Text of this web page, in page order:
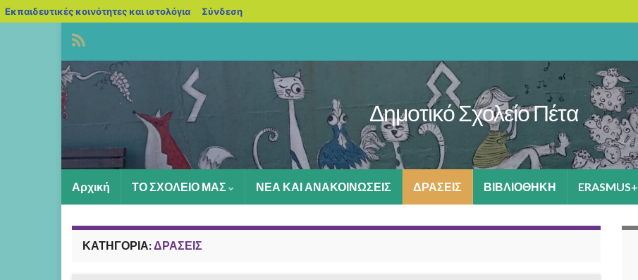
Εκπαιδευτικές κοινότητες και ιστολόγια blogs.sch.gr
Σύνδεση
Δημοτικό Σχολείο Πέτα
Αρχική ΤΟ ΣΧΟΛΕΙΟ ΜΑΣ ΝΕΑ ΚΑΙ ΑΝΑΚΟΙΝΩΣΕΙΣ ΔΡΑΣΕΙΣ ΒΙΒΛΙΟΘΗΚΗ ERASMUS+
ΚΑΤΗΓΟΡΊΑ: ΔΡΑΣΕΙΣ